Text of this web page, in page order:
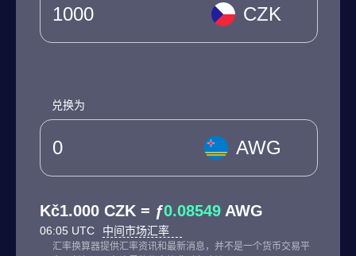
CZK
兑换为
AWG
Kč1.000 CZK = ƒ0.08549 AWG
06:05 UTC 中间市场汇率
汇率换算器提供汇率资讯和最新消息，并不是一个货币交易平